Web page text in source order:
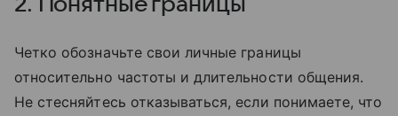
Четко обозначьте свои личные границы
относительно частоты и длительности общения.
Не стесняйтесь отказываться, если понимаете, что